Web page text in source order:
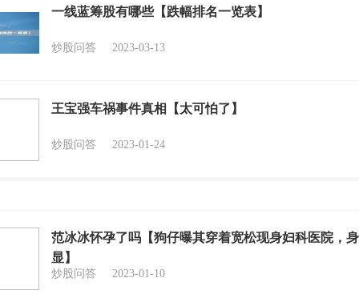
一线蓝筹股有哪些【跌幅排名一览表】
炒股问答 2023-03-13
王宝强车祸事件真相【太可怕了】
炒股问答 2023-01-24
范冰冰怀孕了吗【狗仔曝其穿着宽松现身妇科医院，
显】
炒股问答 2023-01-10